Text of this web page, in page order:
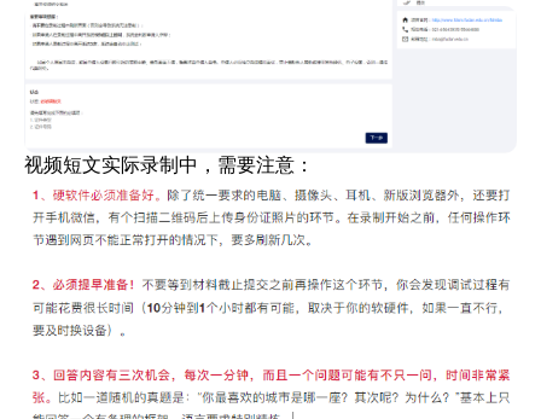
视频短文实际录制中，需要注意：